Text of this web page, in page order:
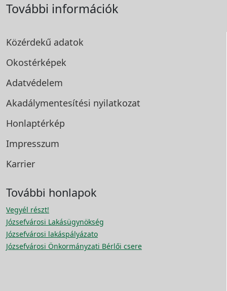
További információk
Közérdekű adatok
Okostérképek
Adatvédelem
Akadálymentesítési nyilatkozat
Honlaptérkép
Impresszum
Karrier
További honlapok
Vegyél részt!
Józsefvárosi Lakásügynökség
Józsefvárosi lakáspályázato
Józsefvárosi Önkormányzati Bérlői csere